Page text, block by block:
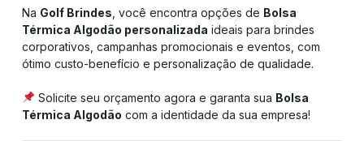
Na Golf Brindes , você encontra opções de Bolsa
Térmica Algodão personalizada ideais para brindes
corporativos, campanhas promocionais e eventos, com
ótimo custo-benefício e personalização de qualidade.
Solicite seu orçamento agora e garanta sua Bolsa
Térmica Algodão com a identidade da sua empresa!